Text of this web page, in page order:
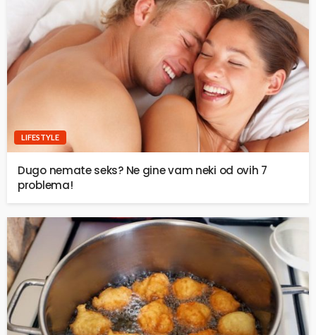
LIFESTYLE
Dugo nemate seks? Ne gine vam neki od ovih 7
problema!